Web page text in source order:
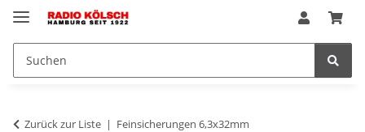
Zurück zur Liste Feinsicherungen 6,3x32mm